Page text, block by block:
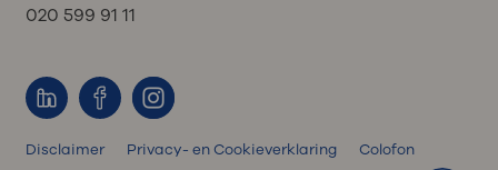
020 599 91 11
Disclaimer Privacy- en Cookieverklaring
Colofon